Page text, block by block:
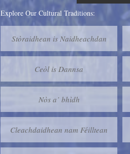
Explore Our Cultural Traditions:
Stòraidhean is Naidheachdan
Ceòl is Dannsa
Nòs a’ bhìdh
Cleachdaidhean nam Féilltean